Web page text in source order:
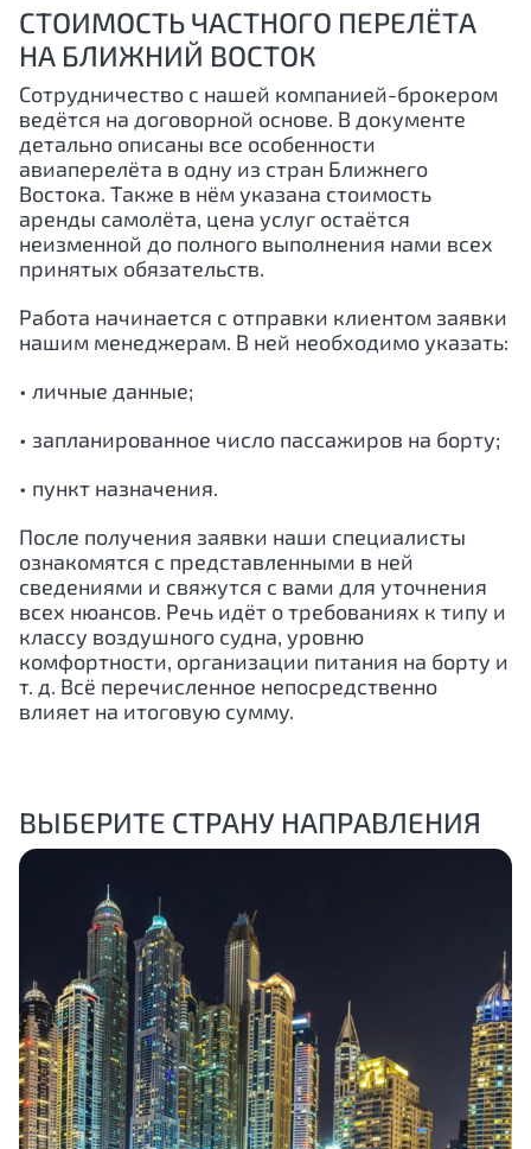
СТОИМОСТЬ ЧАСТНОГО ПЕРЕЛЁТА
НА БЛИЖНИЙ ВОСТОК
Сотрудничество с нашей компанией-брокером
ведётся на договорной основе. В документе
детально описаны все особенности
авиаперелёта в одну из стран Ближнего
Востока. Также в нём указана стоимость
аренды самолёта, цена услуг остаётся
неизменной до полного выполнения нами всех
принятых обязательств.
Работа начинается с отправки клиентом заявки
нашим менеджерам. В ней необходимо указать:
• личные данные;
• запланированное число пассажиров на борту;
• пункт назначения.
После получения заявки наши специалисты
ознакомятся с представленными в ней
сведениями и свяжутся с вами для уточнения
всех нюансов. Речь идёт о требованиях к типу и
классу воздушного судна, уровню
комфортности, организации питания на борту и
т. д. Всё перечисленное непосредственно
влияет на итоговую сумму.
ВЫБЕРИТЕ СТРАНУ НАПРАВЛЕНИЯ